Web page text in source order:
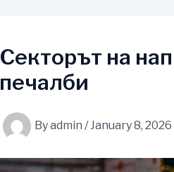
Секторът на
печалби
Byadmin /January 8, 2026